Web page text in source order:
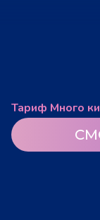
Тариф Много